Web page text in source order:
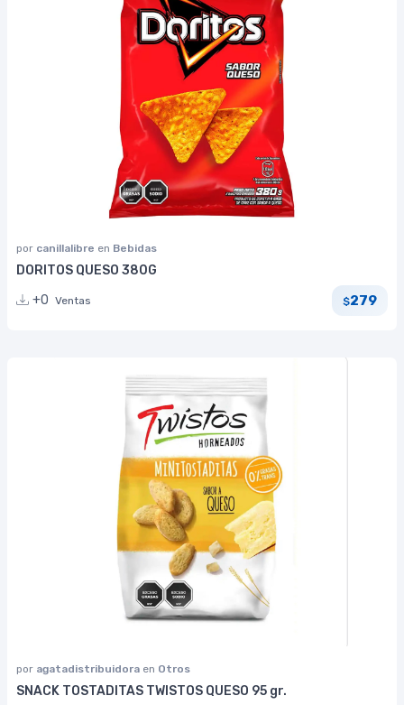
por canillalibre en Bebidas
DORITOS QUESO 380G
+0 Ventas $279
por agatadistribuidora en Otros
SNACK TOSTADITAS TWISTOS QUESO 95 gr.